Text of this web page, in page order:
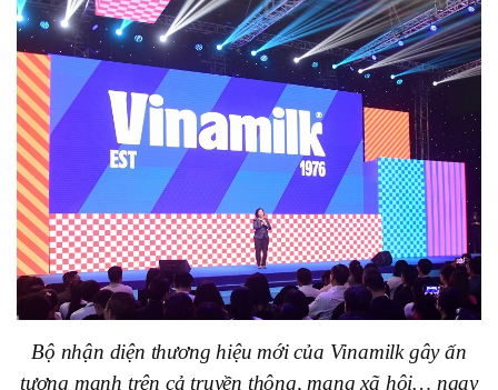
Bộ nhận diện thương hiệu mới của Vinamilk gây ấn
tượng mạnh trên cả truyền thông, mạng xã hội… ngay